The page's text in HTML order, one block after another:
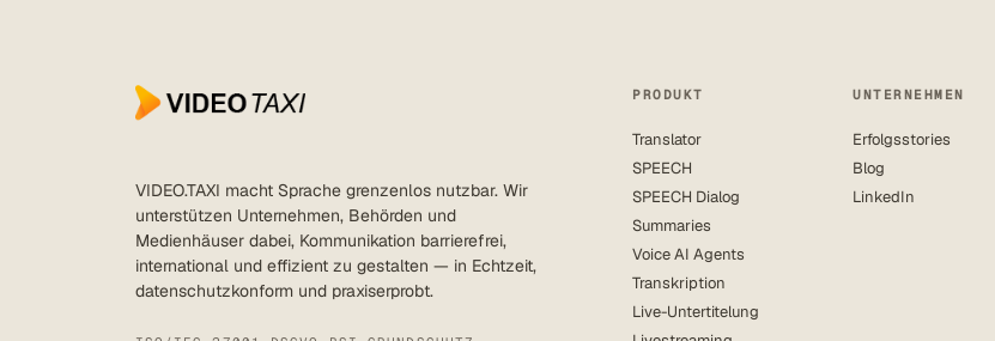
VIDEO.TAXI macht Sprache grenzenlos nutzbar. Wir
unterstützen Unternehmen, Behörden und
Medienhäuser dabei, Kommunikation barrierefrei,
international und effizient zu gestalten — in Echtzeit,
datenschutzkonform und praxiserprobt.
PRODUKT
Translator
SPEECH
SPEECH Dialog
Summaries
Voice AI Agents
Transkription
Live-Untertitelung
UNTERNEHMEN
Erfolgsstories
Blog
LinkedIn